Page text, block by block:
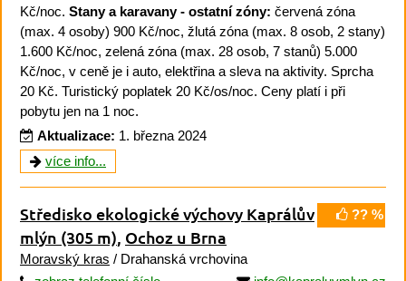
Kč/noc. Stany a karavany - ostatní zóny: červená zóna
(max. 4 osoby) 900 Kč/noc, žlutá zóna (max. 8 osob, 2 stany)
1.600 Kč/noc, zelená zóna (max. 28 osob, 7 stanů) 5.000
Kč/noc, v ceně je i auto, elektřina a sleva na aktivity. Sprcha
20 Kč. Turistický poplatek 20 Kč/os/noc. Ceny platí i při
pobytu jen na 1 noc.
Aktualizace: 1. března 2024
více info...
?? %
Středisko ekologické výchovy Kaprálův
mlýn (305 m), Ochoz u Brna
Moravský kras / Drahanská vrchovina